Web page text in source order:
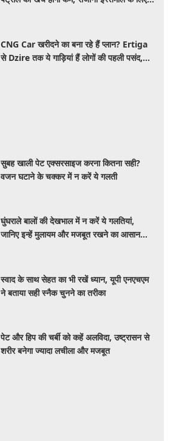
CNG Car खरीदने का बना रहे हैं प्लान? Ertiga
से Dzire तक ये गाड़ियां हैं लोगों की पहली पसंद,
सुबह खाली पेट एक्सरसाइज करना कितना सही?
वजन घटाने के चक्कर में न करें ये गलती
घुंघराले बालों की देखभाल में न करें ये गलतियां,
जानिए इन्हें मुलायम और मजबूत रखने का आसान
स्वाद के साथ सेहत का भी रखें ध्यान, यूपी एनएचएम
ने बताया सही स्नैक चुनने का तरीका
पेट और हिप की चर्बी को कहें अलविदा, उष्ट्रासन से
शरीर बनेगा ज्यादा लचीला और मजबूत